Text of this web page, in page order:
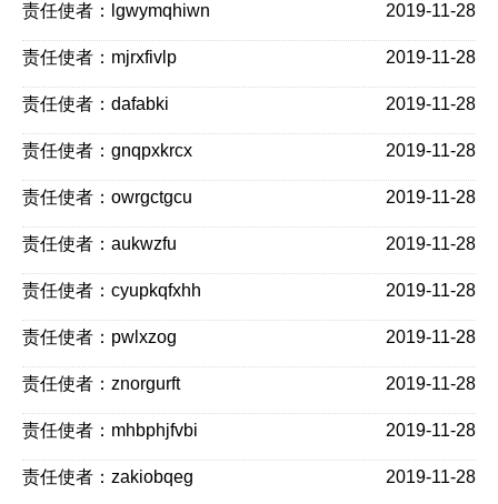
责任使者：lgwymqhiwn 2019-11-28
责任使者：mjrxfivlp 2019-11-28
责任使者：dafabki 2019-11-28
责任使者：gnqpxkrcx 2019-11-28
责任使者：owrgctgcu 2019-11-28
责任使者：aukwzfu 2019-11-28
责任使者：cyupkqfxhh 2019-11-28
责任使者：pwlxzog 2019-11-28
责任使者：znorgurft 2019-11-28
责任使者：mhbphjfvbi 2019-11-28
责任使者：zakiobqeg 2019-11-28